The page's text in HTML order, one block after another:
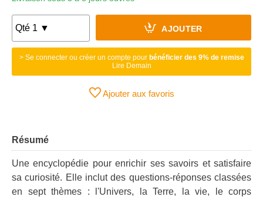
AJOUTER
> Se connecter ou créer un compte pour bénéficier des 9% de remise
Lire Demain
Ajouter aux favoris
Résumé
Une encyclopédie pour enrichir ses savoirs et satisfaire
sa curiosité. Elle inclut des questions-réponses classées
en sept thèmes : l'Univers, la Terre, la vie, le corps